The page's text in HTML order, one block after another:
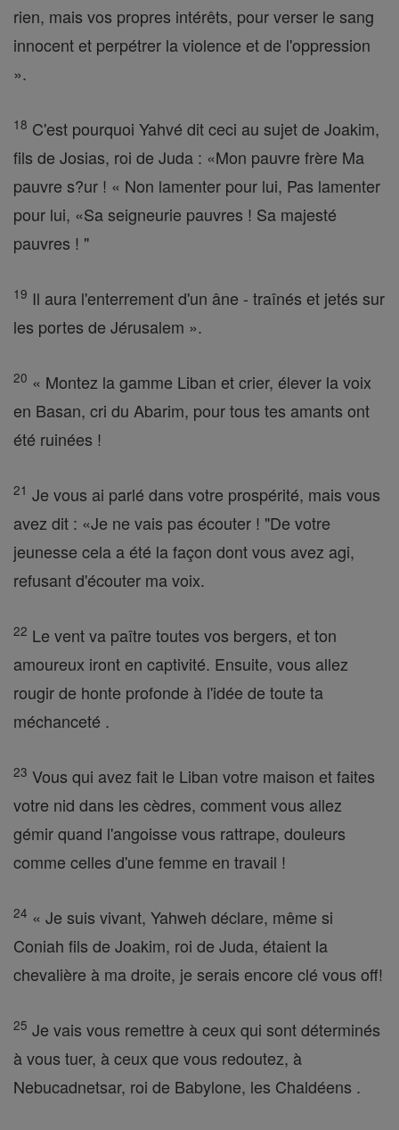
rien, mais vos propres intérêts, pour verser le sang
innocent et perpétrer la violence et de l'oppression
».
18 C'est pourquoi Yahvé dit ceci au sujet de Joakim,
fils de Josias, roi de Juda : «Mon pauvre frère Ma
pauvre s?ur ! « Non lamenter pour lui, Pas lamenter
pour lui, «Sa seigneurie pauvres ! Sa majesté
pauvres ! "
19 Il aura l'enterrement d'un âne - traînés et jetés sur
les portes de Jérusalem ».
20 « Montez la gamme Liban et crier, élever la voix
en Basan, cri du Abarim, pour tous tes amants ont
été ruinées !
21 Je vous ai parlé dans votre prospérité, mais vous
avez dit : «Je ne vais pas écouter ! "De votre
jeunesse cela a été la façon dont vous avez agi,
refusant d'écouter ma voix.
22 Le vent va paître toutes vos bergers, et ton
amoureux iront en captivité. Ensuite, vous allez
rougir de honte profonde à l'idée de toute ta
méchanceté .
23 Vous qui avez fait le Liban votre maison et faites
votre nid dans les cèdres, comment vous allez
gémir quand l'angoisse vous rattrape, douleurs
comme celles d'une femme en travail !
24 « Je suis vivant, Yahweh déclare, même si
Coniah fils de Joakim, roi de Juda, étaient la
chevalière à ma droite, je serais encore clé vous off!
25 Je vais vous remettre à ceux qui sont déterminés
à vous tuer, à ceux que vous redoutez, à
Nebucadnetsar, roi de Babylone, les Chaldéens .